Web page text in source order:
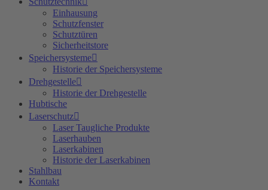
Einhausung
Schutzfenster
Schutztüren
Sicherheitstore
Speichersysteme
Historie der Speichersysteme
Drehgestelle
Historie der Drehgestelle
Hubtische
Laserschutz
Laser Taugliche Produkte
Laserhauben
Laserkabinen
Historie der Laserkabinen
Stahlbau
Kontakt